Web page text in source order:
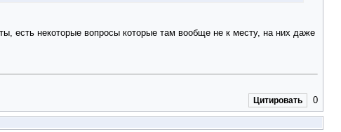
есть некоторые вопросы которые там вообще не к месту, на них даже
Цитировать 0